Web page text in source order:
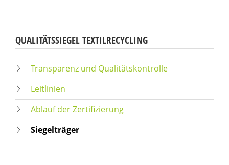
QUALITÄTSSIEGEL TEXTILRECYCLING
Transparenz und Qualitätskontrolle
Leitlinien
Ablauf der Zertifizierung
Siegelträger